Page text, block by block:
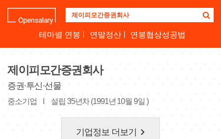
기
업
명
하
테마별 연봉 연말정산 연봉협상성공법
제이피모간증권회사
증권·투신·선물
중소기업 설립 35년차 (1991년 10월 9일 )
기업정보 더보기 keyboard_arrow_right